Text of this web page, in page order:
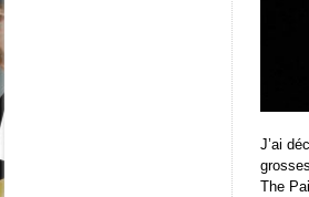
J’ai
The